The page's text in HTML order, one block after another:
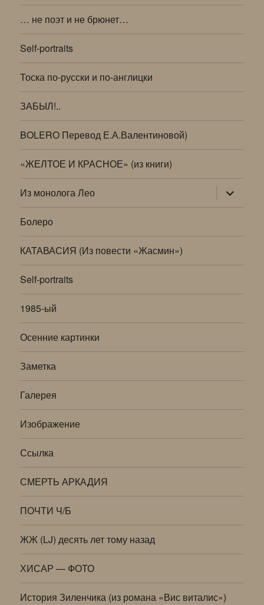
… не поэт и не брюнет…
Self-portraits
Тоска по-русски и по-англицки
ЗАБЫЛ!..
BOLERO Перевод Е.А.Валентиновой)
«ЖЕЛТОЕ И КРАСНОЕ» (из книги)
Из монолога Лео раскрыть
дочернее
меню
Болеро
КАТАВАСИЯ (Из повести «Жасмин»)
Self-portraits
1985-ый
Осенние картинки
Заметка
Галерея
Изображение
Ссылка
СМЕРТЬ АРКАДИЯ
ПОЧТИ Ч/Б
ЖЖ (LJ) десять лет тому назад
ХИСАР — ФОТО
История Зиленчика (из романа «Вис виталис»)